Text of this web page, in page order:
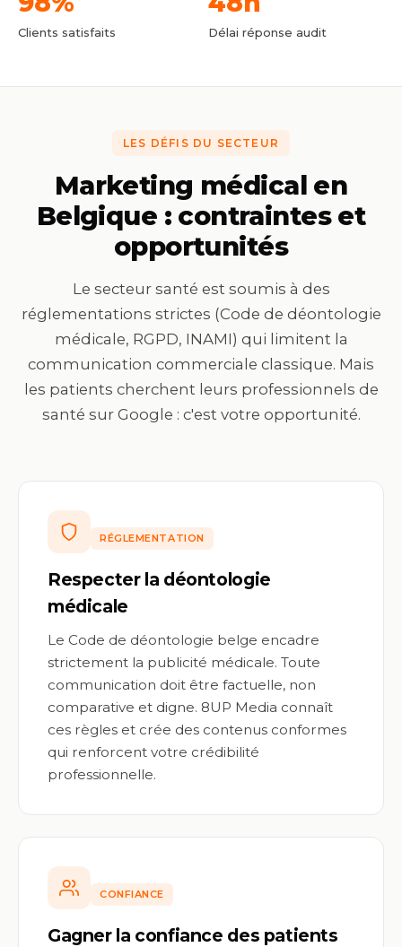
Clients satisfaits Délai réponse audit
LES DÉFIS DU SECTEUR
Marketing médical en
Belgique : contraintes et
opportunités
Le secteur santé est soumis à des
réglementations strictes (Code de déontologie
médicale, RGPD, INAMI) qui limitent la
communication commerciale classique. Mais
les patients cherchent leurs professionnels de
santé sur Google : c'est votre opportunité.
RÉGLEMENTATION
Respecter la déontologie
médicale
Le Code de déontologie belge encadre
strictement la publicité médicale. Toute
communication doit être factuelle, non
comparative et digne. 8UP Media connaît
ces règles et crée des contenus conformes
qui renforcent votre crédibilité
professionnelle.
CONFIANCE
Gagner la confiance des patients